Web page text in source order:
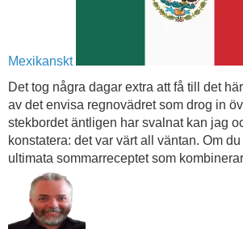
Mexikanskt
Det tog några dagar extra att få till det
av det envisa regnovädret som drog in
stekbordet äntligen har svalnat kan jag
konstatera: det var värt all väntan. Om
ultimata sommarreceptet som